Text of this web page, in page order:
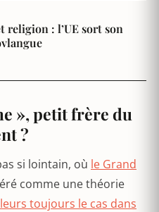
religion : l’UE sort son
», petit frère du
?
si lointain, où le Grand
comme une théorie
toujours le cas dans